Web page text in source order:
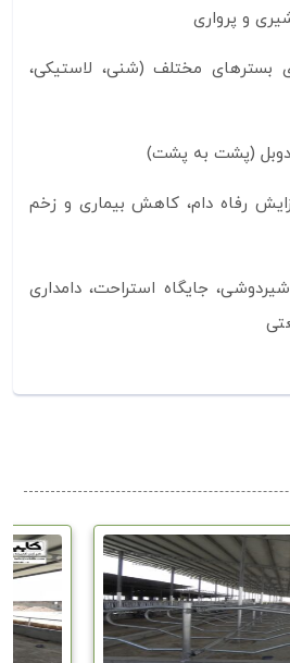
و پرواری
بسترهای مختلف (شنی، لاستیکی،
دوبل (پشت به پشت)
رفاه دام، کاهش بیماری و زخم
جایگاه استراحت، دامداری